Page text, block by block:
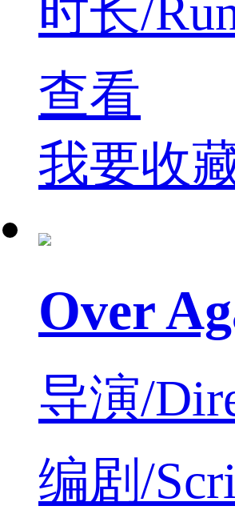
时长/
查看
我要收
Over
导演/
编剧/